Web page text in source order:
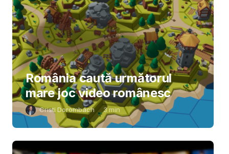
România caută următorul
mare joc video românesc
Cristi Dorombach 3min